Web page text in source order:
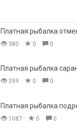
Платная рыбалка
380 0 0
Платная рыбалка
399 0 0
Платная рыбалка
1087 0 0